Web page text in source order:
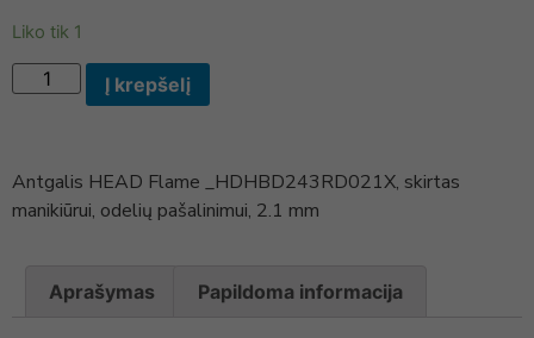
Liko tik 1
Į krepšelį
Antgalis HEAD Flame _HDHBD243RD021X, skirtas
manikiūrui, odelių pašalinimui, 2.1 mm
Aprašymas Papildoma informacija